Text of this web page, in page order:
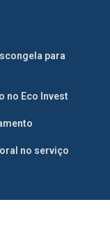
para
no Eco Invest
no serviço